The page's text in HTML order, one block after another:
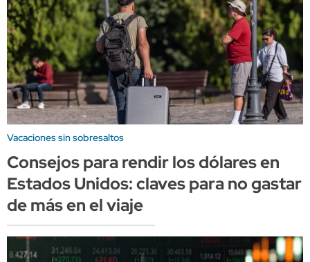
Vacaciones sin sobresaltos
Consejos para rendir los dólares en
Estados Unidos: claves para no gastar
de más en el viaje